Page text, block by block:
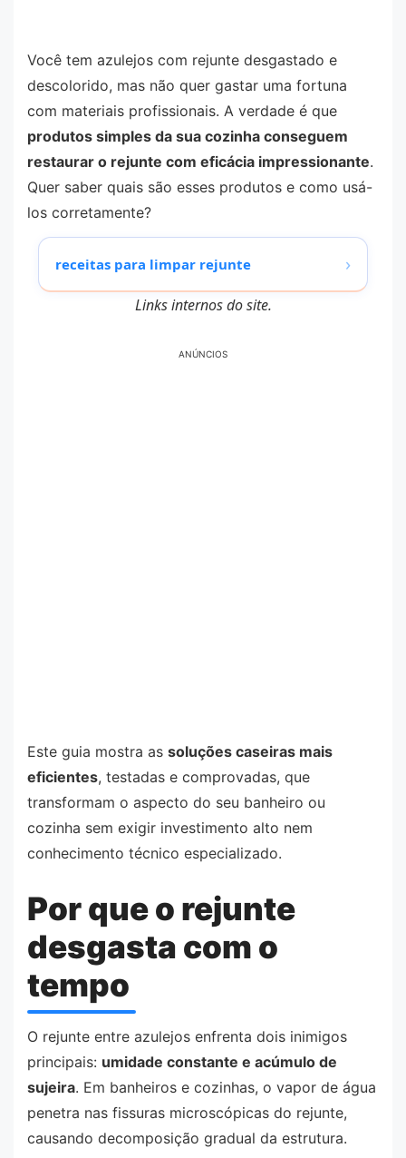
Você tem azulejos com rejunte desgastado e
descolorido, mas não quer gastar uma fortuna
com materiais profissionais. A verdade é que
produtos simples da sua cozinha conseguem
restaurar o rejunte com eficácia impressionante.
Quer saber quais são esses produtos e como usá-
los corretamente?
receitas para limpar rejunte ›
Links internos do site.
ANÚNCIOS
Este guia mostra as soluções caseiras mais
eficientes, testadas e comprovadas, que
transformam o aspecto do seu banheiro ou
cozinha sem exigir investimento alto nem
conhecimento técnico especializado.
Por que o rejunte
desgasta com o
tempo
O rejunte entre azulejos enfrenta dois inimigos
principais: umidade constante e acúmulo de
sujeira. Em banheiros e cozinhas, o vapor de água
penetra nas fissuras microscópicas do rejunte,
causando decomposição gradual da estrutura.